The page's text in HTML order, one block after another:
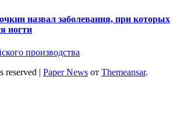
назвал заболевания, при которых
ногти
производства
reserved | Paper News от Themeansar.